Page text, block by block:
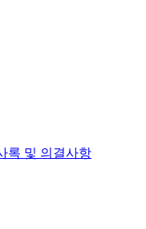
록 및 의결사항